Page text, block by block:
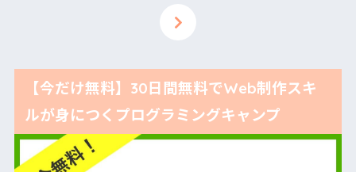
【今だけ無料】30日間無料でWeb制作スキ
ルが身につくプログラミングキャンプ